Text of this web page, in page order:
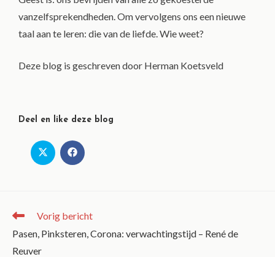
vanzelfsprekendheden. Om vervolgens ons een nieuwe
taal aan te leren: die van de liefde. Wie weet?
Deze blog is geschreven door Herman Koetsveld
Deel en like deze blog
Vorig bericht
Pasen, Pinksteren, Corona: verwachtingstijd – René de
Reuver